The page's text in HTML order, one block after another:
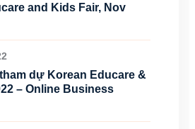
and Kids Fair, Nov
dự Korean Educare &
– Online Business